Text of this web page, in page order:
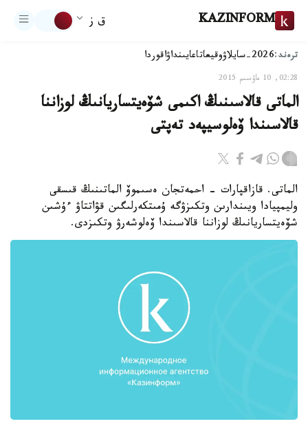
KAZINFORM ق ز
ترەند:2026-سايلاۋ وقيعاتاعايىنداۋاقوردا
02:28, 10 ماۋسىم 2015
الماتى قالاسىنىڭ اكىمى شۆەيتساريانىڭ لوزاننا
قالاسىندا ۆەلوسيپەد تەپتى
الماتى. قازاقپارات - احمەتجان ەسىموۆ الماتىنىڭ قىسقى
وليمپيادا ويىندارىن وتكىزۋگە ۇمىتكەرلىگىن قۋاتتاۋ ءۇشىن
شۆەيتساريانىڭ لوزاننا قالاسىندا ۆەلوشەرۋ وتكىزدى.